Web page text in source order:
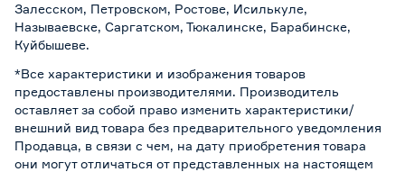
Залесском, Петровском, Ростове, Исилькуле,
Называевске, Саргатском, Тюкалинске, Барабинске,
Куйбышеве.
*Все характеристики и изображения товаров
предоставлены производителями. Производитель
оставляет за собой право изменить характеристики/
внешний вид товара без предварительного уведомления
Продавца, в связи с чем, на дату приобретения товара
они могут отличаться от представленных на настоящем